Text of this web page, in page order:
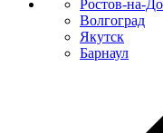
Ростов-на-
Волгоград
Якутск
Барнаул